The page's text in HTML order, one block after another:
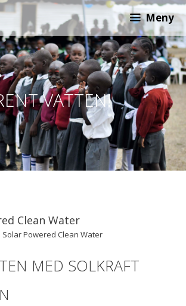
Meny
VATTEN!
Solar Powered Clean Water
MED SOLKRAFT